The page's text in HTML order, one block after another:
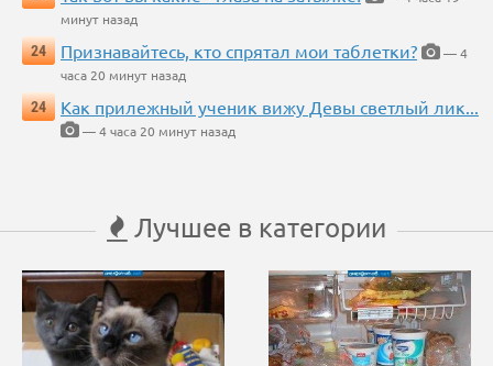
минут назад
24
Признавайтесь, кто спрятал мои таблетки?
— 4
часа 20 минут назад
24
Как прилежный ученик вижу Девы светлый лик...
— 4 часа 20 минут назад
Лучшее в категории